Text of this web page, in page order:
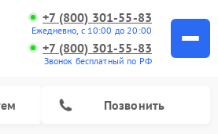
+7 (800) 301-55-83
Ежедневно, с 10:00 до 20:00
+7 (800) 301-55-83
Звонок бесплатный по РФ
Позвонить